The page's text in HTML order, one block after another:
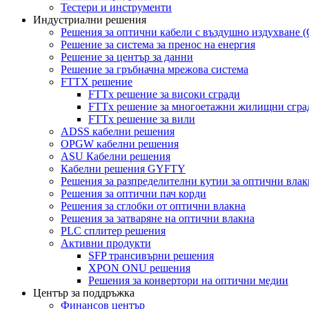
Тестери и инструменти
Индустриални решения
Решения за оптични кабели с въздушно издухване
Решение за система за пренос на енергия
Решение за център за данни
Решение за гръбначна мрежова система
FTTX решение
FTTx решение за високи сгради
FTTx решение за многоетажни жилищни
FTTx решение за вили
ADSS кабелни решения
OPGW кабелни решения
ASU Кабелни решения
Кабелни решения GYFTY
Решения за разпределителни кутии за оптични
Решения за оптични пач корди
Решения за сглобки от оптични влакна
Решения за затваряне на оптични влакна
PLC сплитер решения
Активни продукти
SFP трансивърни решения
XPON ONU решения
Решения за конвертори на оптични медии
Център за поддръжка
Финансов център